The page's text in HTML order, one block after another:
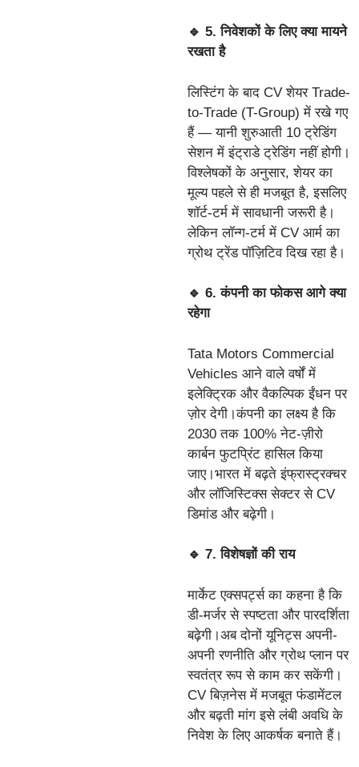
🔹 5. निवेशकों के लिए क्या मायने
रखता है
लिस्टिंग के बाद CV शेयर Trade-
to-Trade (T-Group) में रखे गए
हैं — यानी शुरुआती 10 ट्रेडिंग
सेशन में इंट्राडे ट्रेडिंग नहीं होगी।
विश्लेषकों के अनुसार, शेयर का
मूल्य पहले से ही मजबूत है, इसलिए
शॉर्ट-टर्म में सावधानी जरूरी है।
लेकिन लॉन्ग-टर्म में CV आर्म का
ग्रोथ ट्रेंड पॉज़िटिव दिख रहा है।
🔹 6. कंपनी का फोकस आगे क्या
रहेगा
Tata Motors Commercial
Vehicles आने वाले वर्षों में
इलेक्ट्रिक और वैकल्पिक ईंधन पर
ज़ोर देगी।कंपनी का लक्ष्य है कि
2030 तक 100% नेट-ज़ीरो
कार्बन फुटप्रिंट हासिल किया
जाए।भारत में बढ़ते इंफ्रास्ट्रक्चर
और लॉजिस्टिक्स सेक्टर से CV
डिमांड और बढ़ेगी।
🔹 7. विशेषज्ञों की राय
मार्केट एक्सपर्ट्स का कहना है कि
डी-मर्जर से स्पष्टता और पारदर्शिता
बढ़ेगी।अब दोनों यूनिट्स अपनी-
अपनी रणनीति और ग्रोथ प्लान पर
स्वतंत्र रूप से काम कर सकेंगी।
CV बिज़नेस में मजबूत फंडामेंटल
और बढ़ती मांग इसे लंबी अवधि के
निवेश के लिए आकर्षक बनाते हैं।